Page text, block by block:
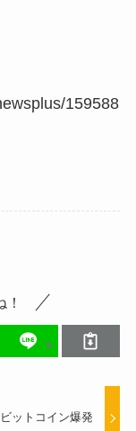
159588
ビットコイン爆発